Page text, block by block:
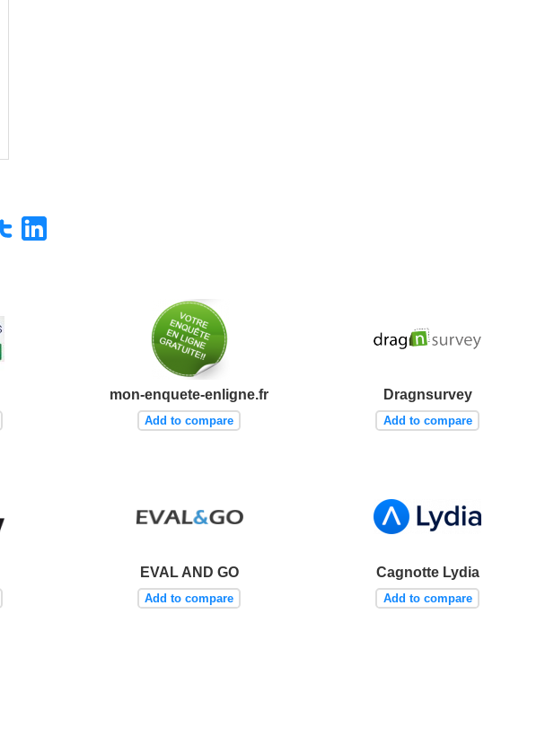
mon-enquete-enligne.fr
Add to compare
Dragnsurvey
Add to compare
EVAL AND GO
Add to compare
Cagnotte Lydia
Add to compare